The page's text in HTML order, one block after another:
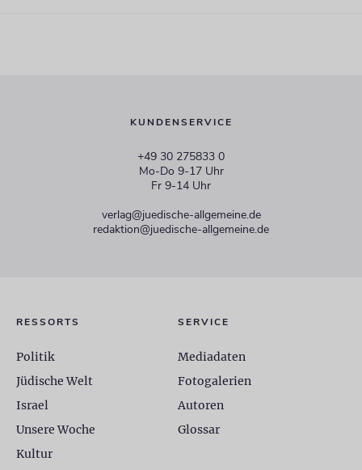
KUNDENSERVICE
+49 30 275833 0
Mo-Do 9-17 Uhr
Fr 9-14 Uhr
verlag@juedische-allgemeine.de
redaktion@juedische-allgemeine.de
RESSORTS
Politik
Jüdische Welt
Israel
Unsere Woche
Kultur
SERVICE
Mediadaten
Fotogalerien
Autoren
Glossar